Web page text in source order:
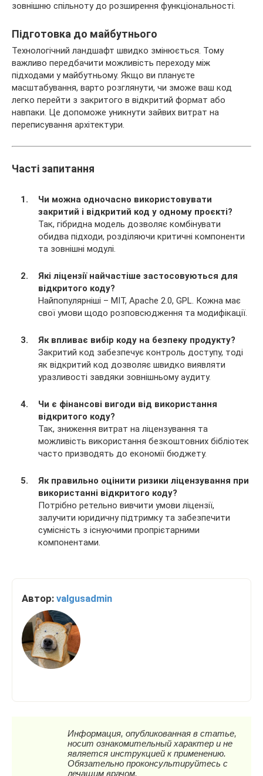
зовнішню спільноту до розширення функціональності.
Підготовка до майбутнього
Технологічний ландшафт швидко змінюється. Тому
важливо передбачити можливість переходу між
підходами у майбутньому. Якщо ви плануєте
масштабування, варто розглянути, чи зможе ваш код
легко перейти з закритого в відкритий формат або
навпаки. Це допоможе уникнути зайвих витрат на
переписування архітектури.
Часті запитання
Чи можна одночасно використовувати
закритий і відкритий код у одному проєкті?
Так, гібридна модель дозволяє комбінувати
обидва підходи, розділяючи критичні компоненти
та зовнішні модулі.
Які ліцензії найчастіше застосовуються для
відкритого коду?
Найпопулярніші – MIT, Apache 2.0, GPL. Кожна має
свої умови щодо розповсюдження та модифікації.
Як впливає вибір коду на безпеку продукту?
Закритий код забезпечує контроль доступу, тоді
як відкритий код дозволяє швидко виявляти
уразливості завдяки зовнішньому аудиту.
Чи є фінансові вигоди від використання
відкритого коду?
Так, зниження витрат на ліцензування та
можливість використання безкоштовних бібліотек
часто призводять до економії бюджету.
Як правильно оцінити ризики ліцензування при
використанні відкритого коду?
Потрібно ретельно вивчити умови ліцензії,
залучити юридичну підтримку та забезпечити
сумісність з існуючими пропрієтарними
компонентами.
Автор: valgusadmin